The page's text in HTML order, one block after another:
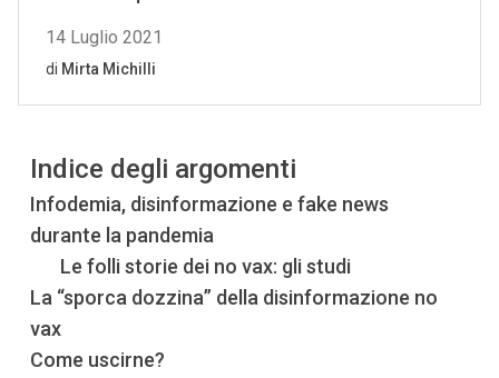
Indice degli argomenti
Infodemia, disinformazione e fake news
durante la pandemia
Le folli storie dei no vax: gli studi
La “sporca dozzina” della disinformazione no
vax
Come uscirne?